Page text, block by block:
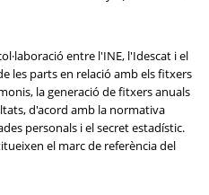
entre l'INE, l'Idescat i el
les parts en relació amb els fitxers
la generació de fitxers anuals
d'acord amb la normativa
personals i el secret estadístic.
el marc de referència del